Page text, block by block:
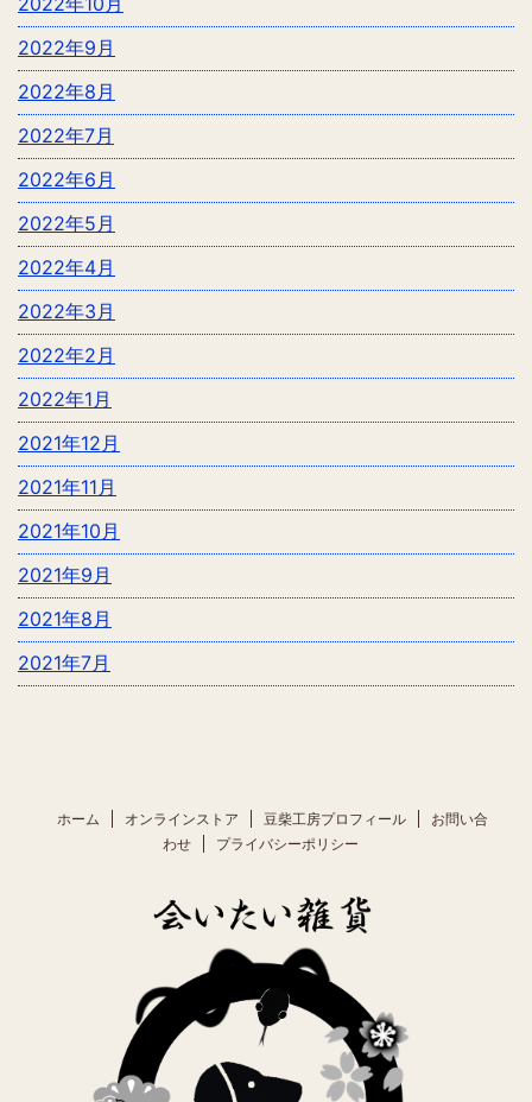
2022年9月
2022年8月
2022年7月
2022年6月
2022年5月
2022年4月
2022年3月
2022年2月
2022年1月
2021年12月
2021年11月
2021年10月
2021年9月
2021年8月
2021年7月
ホーム オンラインストア 豆柴工房プロフィール
お問い合
わせ
プライバシーポリシー